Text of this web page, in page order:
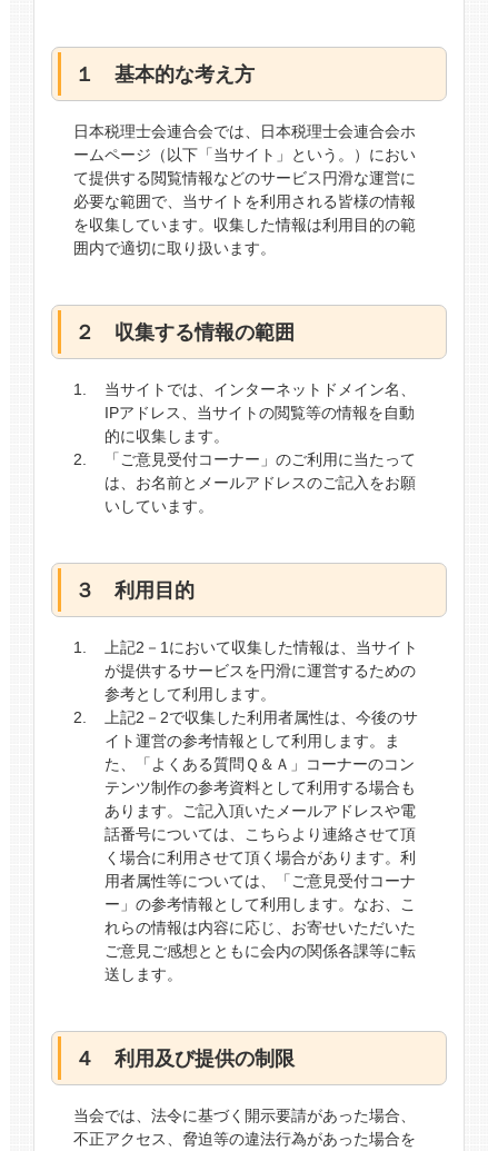
１ 基本的な考え方
日本税理士会連合会では、日本税理士会連合会ホ
ームページ（以下「当サイト」という。）におい
て提供する閲覧情報などのサービス円滑な運営に
必要な範囲で、当サイトを利用される皆様の情報
を収集しています。収集した情報は利用目的の範
囲内で適切に取り扱います。
２ 収集する情報の範囲
当サイトでは、インターネットドメイン名、
IPアドレス、当サイトの閲覧等の情報を自動
的に収集します。
「ご意見受付コーナー」のご利用に当たって
は、お名前とメールアドレスのご記入をお願
いしています。
３ 利用目的
上記2－1において収集した情報は、当サイト
が提供するサービスを円滑に運営するための
参考として利用します。
上記2－2で収集した利用者属性は、今後のサ
イト運営の参考情報として利用します。ま
た、「よくある質問Ｑ＆Ａ」コーナーのコン
テンツ制作の参考資料として利用する場合も
あります。ご記入頂いたメールアドレスや電
話番号については、こちらより連絡させて頂
く場合に利用させて頂く場合があります。利
用者属性等については、「ご意見受付コーナ
ー」の参考情報として利用します。なお、こ
れらの情報は内容に応じ、お寄せいただいた
ご意見ご感想とともに会内の関係各課等に転
送します。
４ 利用及び提供の制限
当会では、法令に基づく開示要請があった場合、
不正アクセス、脅迫等の違法行為があった場合を